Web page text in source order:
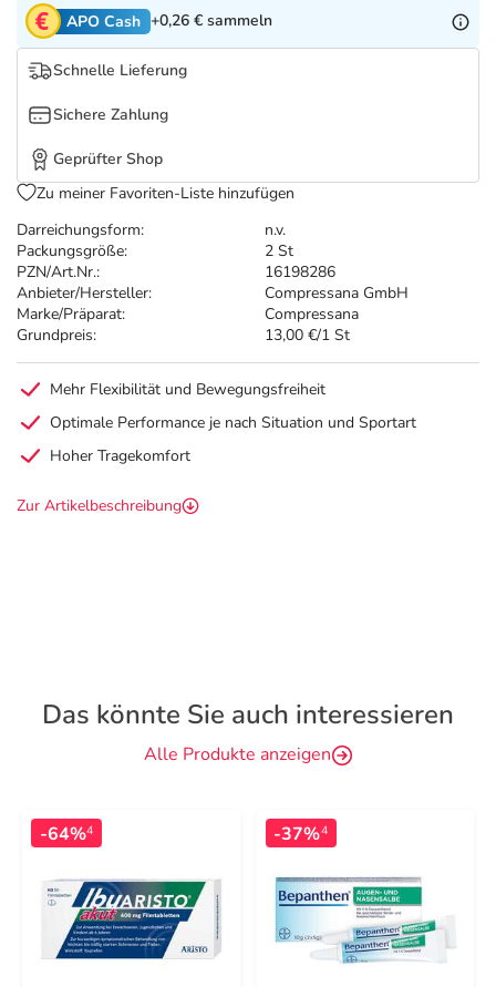
Tierapotheke
Vitamine & Mineralstoffe
Marken
Salus Deals
Darreichungsform:
n.v.
Packungsgröße:
2 St
PZN/Art.Nr.:
16198286
Anbieter/Hersteller:
Compressana GmbH
Marke/Präparat:
Compressana
Grundpreis:
13,00 €/1 St
APO Cash +0,26 € sammeln
Schnelle Lieferung
Sichere Zahlung
Geprüfter Shop
Zu meiner Favoriten-Liste hinzufügen
Mehr Flexibilität und Bewegungsfreiheit
Optimale Performance je nach Situation und Sportart
Hoher Tragekomfort
Zur Artikelbeschreibung
Das könnte Sie auch interessieren
Alle Produkte anzeigen
-64%4 -37%4